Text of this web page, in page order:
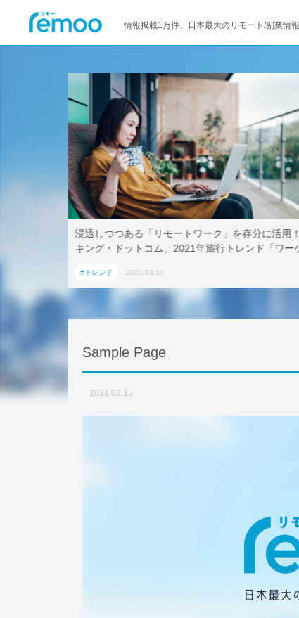
情報掲載1万件、日本最大のリモート/副業情
トワーク」を存分に活用！ブッ
年旅行トレンド「ワーケー
内宿泊施設5選
テレワークでも取引先に
AoyamaLab
Sample Page
2021.02.15